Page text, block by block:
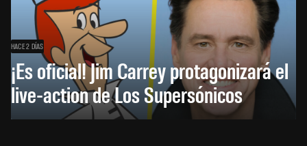
HACE 2 DÍAS
¡Es oficial! Jim Carrey protagonizará el
live-action de Los Supersónicos